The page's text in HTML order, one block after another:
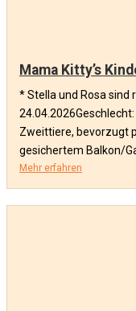
Mama Kitty’s
* Stella und Rosa sind
Zweittiere, bevorzugt
gesichertem Balkon/
Mehr erfahren